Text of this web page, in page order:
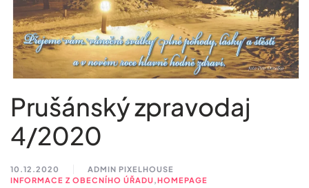
Prušánský zpravodaj
4/2020
10.12.2020
ADMIN PIXELHOUSE
INFORMACE Z OBECNÍHO ÚŘADU,HOMEPAGE